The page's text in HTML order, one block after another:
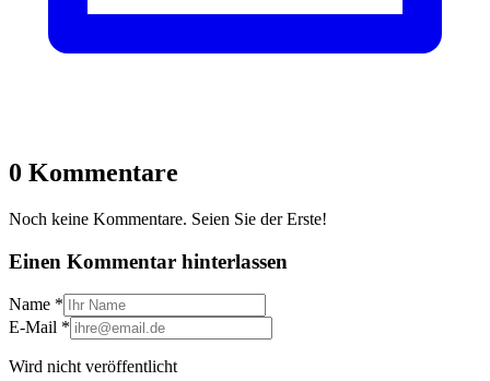
0 Kommentare
Noch keine Kommentare. Seien Sie der Erste!
Einen Kommentar hinterlassen
Name *
E-Mail *
Wird nicht veröffentlicht